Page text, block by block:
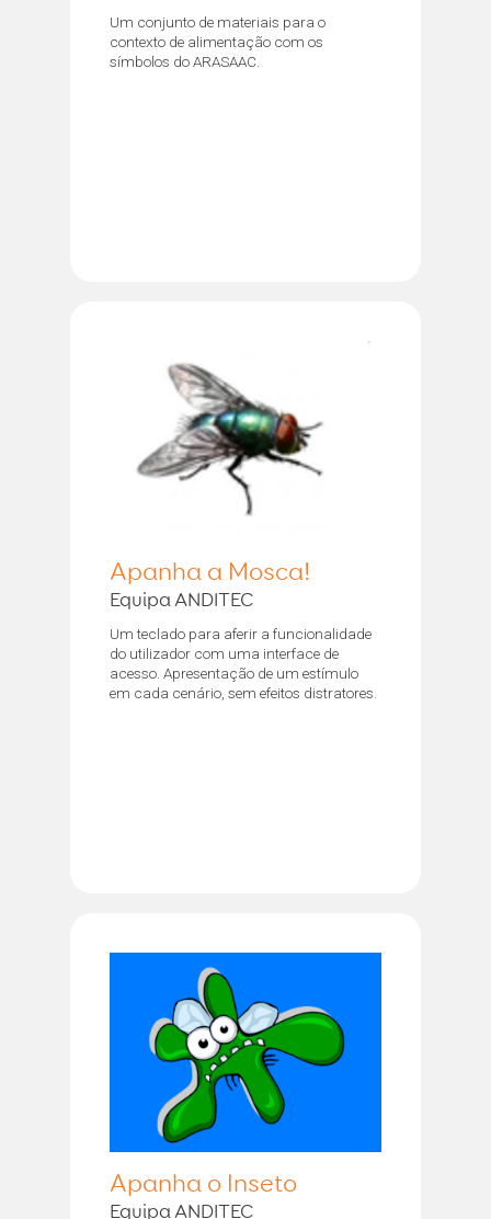
Um conjunto de materiais para o
contexto de alimentação com os
símbolos do ARASAAC.
Apanha a Mosca!
Equipa ANDITEC
Um teclado para aferir a funcionalidade
do utilizador com uma interface de
acesso. Apresentação de um estímulo
em cada cenário, sem efeitos distratores.
Apanha o Inseto
Equipa ANDITEC